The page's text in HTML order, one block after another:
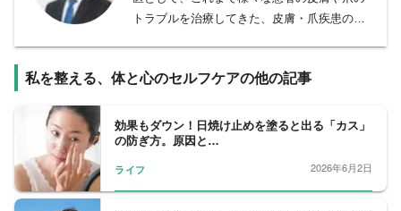
トラブルを治療してきた、皮膚・爪疾患のス
マスターBOOK』（全日本病院出版会）の共
私を整える、体と心のセルフケアの他の記事
効果もダウン！日焼け止めを塗ると出る「カス」
の防ぎ方。原因と…
ライフ 2026年6月2日